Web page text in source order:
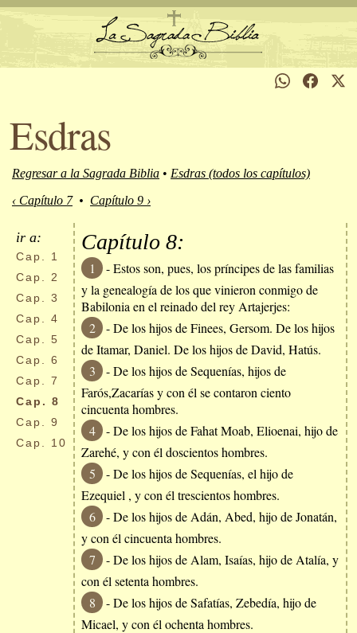
Esdras
Regresar a la Sagrada Biblia • Esdras (todos los capítulos)
‹ Capítulo 7• Capítulo 9 ›
ir a:
Cap.
1
Cap.
2
Cap.
3
Cap.
4
Cap.
5
Cap.
6
Cap.
7
Cap. 8
Cap.
9
Cap.
10
Capítulo 8:
1
- Estos son, pues, los príncipes de las familias
y la genealogía de los que vinieron conmigo de
Babilonia en el reinado del rey Artajerjes:
2
- De los hijos de Finees, Gersom. De los hijos
de Itamar, Daniel. De los hijos de David, Hatús.
3
- De los hijos de Sequenías, hijos de
Farós,Zacarías y con él se contaron ciento
cincuenta hombres.
4
- De los hijos de Fahat Moab, Elioenai, hijo de
Zarehé, y con él doscientos hombres.
5
- De los hijos de Sequenías, el hijo de
Ezequiel , y con él trescientos hombres.
6
- De los hijos de Adán, Abed, hijo de Jonatán,
y con él cincuenta hombres.
7
- De los hijos de Alam, Isaías, hijo de Atalía, y
con él setenta hombres.
8
- De los hijos de Safatías, Zebedía, hijo de
Micael, y con él ochenta hombres.